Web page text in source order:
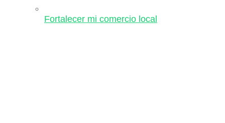
Fortalecer mi comercio local